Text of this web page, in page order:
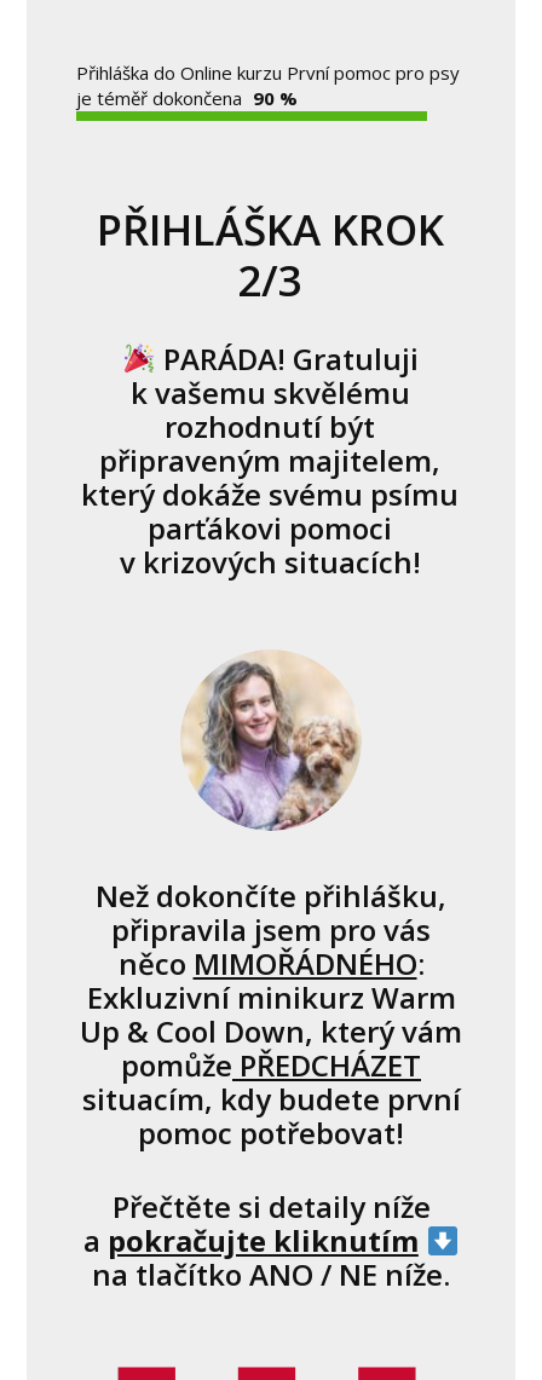
Přihláška do Online kurzu První pomoc pro psy
je téměř dokončena 90 %
PŘIHLÁŠKA KROK
2/3
PARÁDA! Gratuluji
k vašemu skvělému
rozhodnutí být
připraveným majitelem,
který dokáže svému psímu
parťákovi pomoci
v krizových situacích!
Než dokončíte přihlášku,
připravila jsem pro vás
něco MIMOŘÁDNÉHO:
Exkluzivní minikurz Warm
Up & Cool Down, který vám
pomůže PŘEDCHÁZET
situacím, kdy budete první
pomoc potřebovat!
Přečtěte si detaily níže
a pokračujte kliknutím
na tlačítko ANO / NE níže.